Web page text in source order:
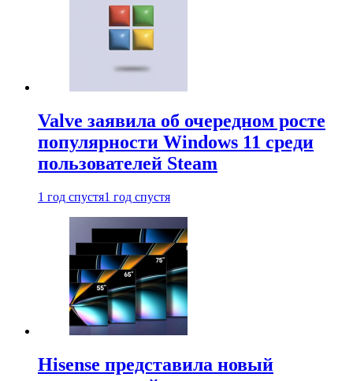
Valve заявила об очередном росте
популярности Windows 11 среди
пользователей Steam
1 год спустя1 год спустя
Hisense представила новый